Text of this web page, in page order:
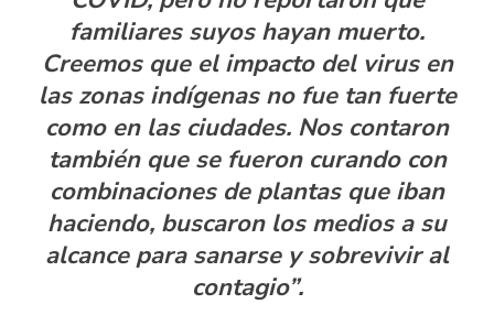
familiares suyos hayan muerto.
Creemos que el impacto del virus en
las zonas indígenas no fue tan fuerte
como en las ciudades. Nos contaron
también que se fueron curando con
combinaciones de plantas que iban
haciendo, buscaron los medios a su
alcance para sanarse y sobrevivir al
contagio”.